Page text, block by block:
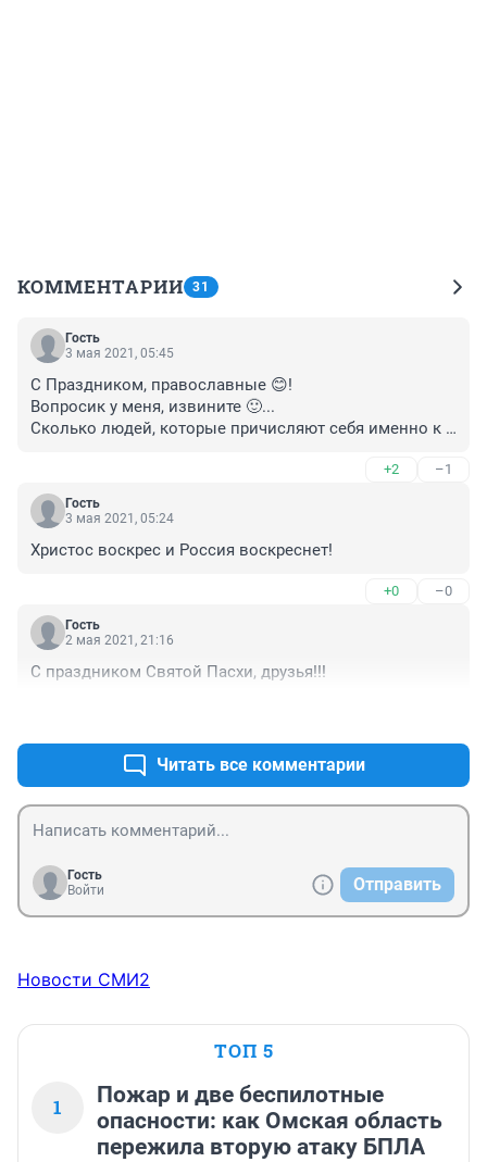
КОММЕНТАРИИ 31
Гость
3 мая 2021, 05:45
С Праздником, православные 😊!
Вопросик у меня, извините 🙂...
Сколько людей, которые причисляют себя именно к
Цареградского Символа Веры на память, как думаете?
А ведь это основа...🤗
+2 –1
Гость
3 мая 2021, 05:24
Христос воскрес и Россия воскреснет!
+0 –0
Гость
2 мая 2021, 21:16
С праздником Святой Пасхи, друзья!!!
Читать все комментарии
Гость
Войти
Отправить
Новости СМИ2
ТОП 5
1
Пожар и две беспилотные
опасности: как Омская область
пережила вторую атаку БПЛА